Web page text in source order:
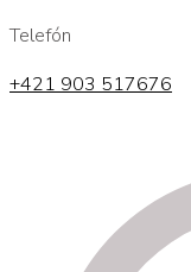
Telefón
+421 903 517676